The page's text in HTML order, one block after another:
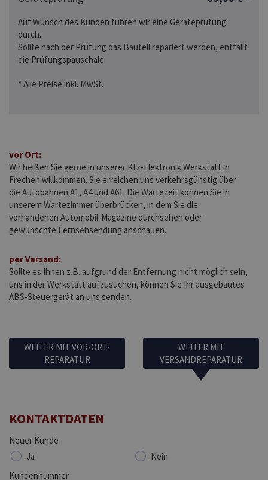
Auf Wunsch des Kunden führen wir eine Geräteprüfung
durch.
Sollte nach der Prüfung das Bauteil repariert werden, entfällt
die Prüfungspauschale
* Alle Preise inkl. MwSt.
vor Ort:
Wir heißen Sie gerne in unserer Kfz-Elektronik Werkstatt in
Frechen willkommen. Sie erreichen uns verkehrsgünstig über
die Autobahnen A1, A4 und A61. Die Wartezeit können Sie in
unserem Wartezimmer überbrücken, in dem Sie die
vorhandenen Automobil-Magazine durchsehen oder
gewünschte Fernsehsendung anschauen.
per Versand:
Sollte es Ihnen z.B. aufgrund der Entfernung nicht möglich sein,
uns in der Werkstatt aufzusuchen, können Sie Ihr ausgebautes
ABS-Steuergerät an uns senden.
WEITER MIT VOR-ORT-
REPARATUR
WEITER MIT
VERSANDREPARATUR
KONTAKTDATEN
Neuer Kunde
Ja
Nein
Kundennummer